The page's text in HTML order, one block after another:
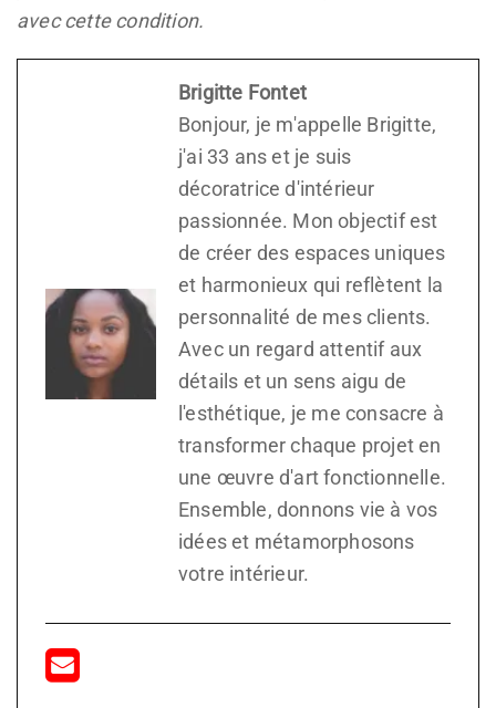
avec cette condition.
Brigitte Fontet
Bonjour, je m'appelle Brigitte,
j'ai 33 ans et je suis
décoratrice d'intérieur
passionnée. Mon objectif est
de créer des espaces uniques
et harmonieux qui reflètent la
personnalité de mes clients.
Avec un regard attentif aux
détails et un sens aigu de
l'esthétique, je me consacre à
transformer chaque projet en
une œuvre d'art fonctionnelle.
Ensemble, donnons vie à vos
idées et métamorphosons
votre intérieur.